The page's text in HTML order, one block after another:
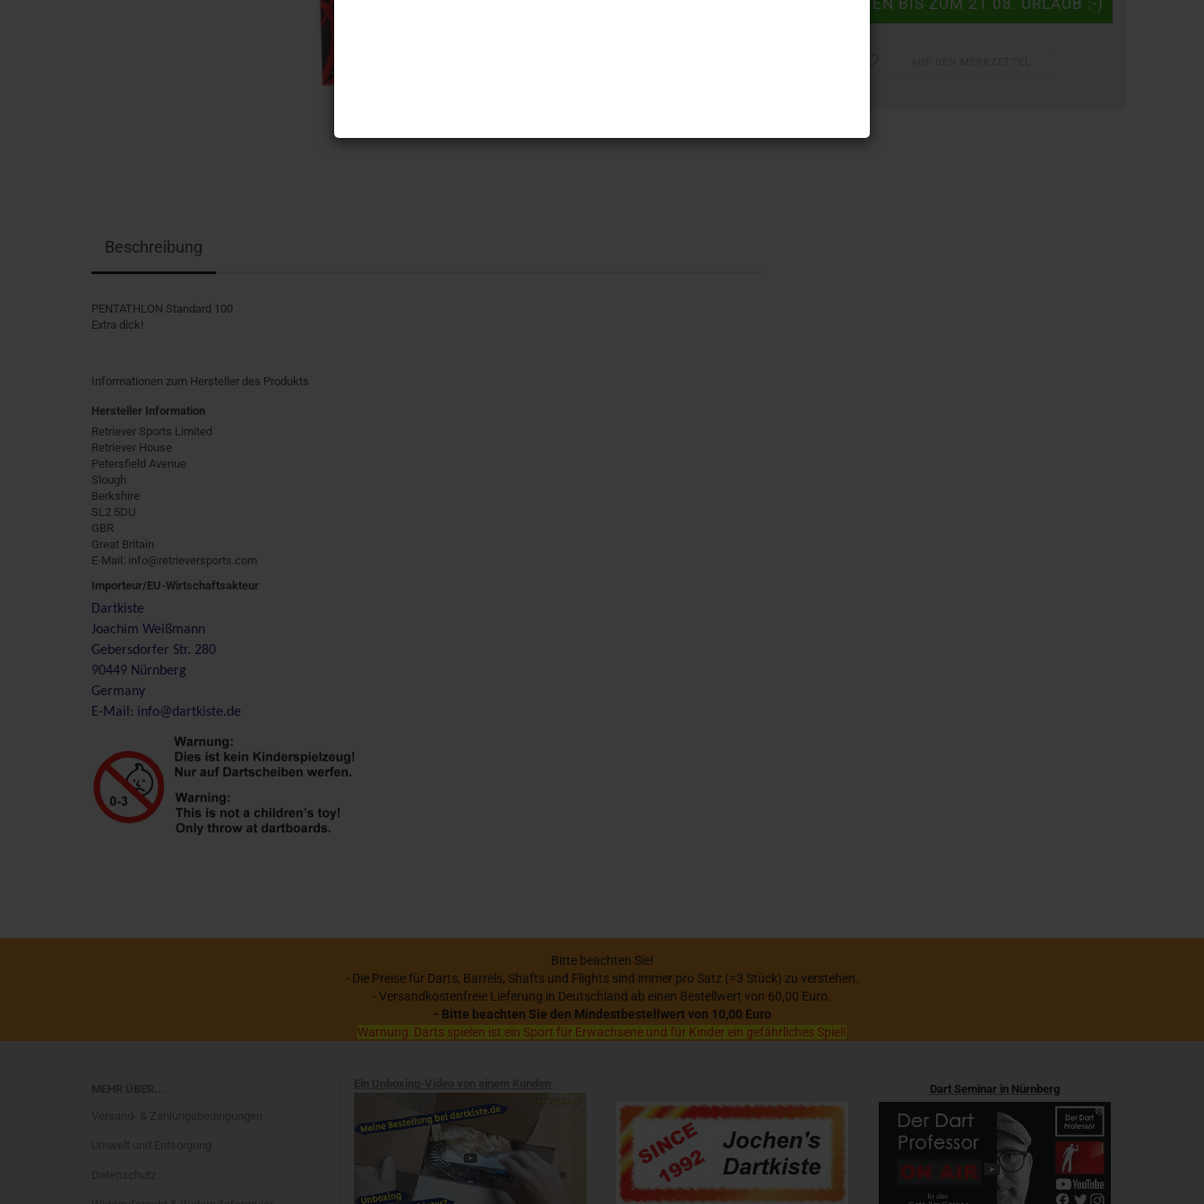
Beschreibung
PENTATHLON Standard 100
Extra dick!
Informationen zum Hersteller des Produkts
Hersteller Information
Retriever Sports Limited
Retriever House
Petersfield Avenue
Slough
Berkshire
SL2 5DU
GBR
Great Britain
E-Mail: info@retrieversports.com
Importeur/EU-Wirtschaftsakteur
Dartkiste
Joachim Weißmann
Gebersdorfer Str. 280
90449 Nürnberg
Germany
E-Mail: info@dartkiste.de
Bitte beachten Sie!
- Die Preise für Darts, Barrels, Shafts und Flights sind immer pro Satz (=3 Stück) zu verstehen.
- Versandkostenfreie Lieferung in Deutschland ab einen Bestellwert von 60,00 Euro.
- Bitte beachten Sie den Mindestbestellwert von 10,00 Euro
Warnung: Darts spielen ist ein Sport für Erwachsene und für Kinder ein gefährliches Spiel!
Dart Seminar in Nürnberg